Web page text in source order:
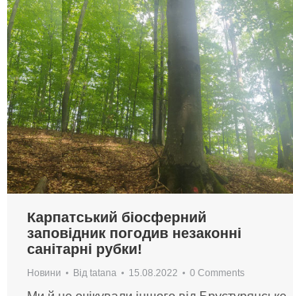
Карпатський біосферний
заповідник погодив незаконні
санітарні рубки!
Новини Від tatana 15.08.2022 0 Comments